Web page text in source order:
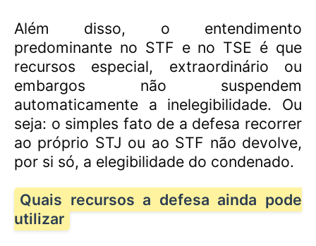
Além disso, o entendimento
predominante no STF e no TSE é que
recursos especial, extraordinário ou
embargos não suspendem
automaticamente a inelegibilidade. Ou
seja: o simples fato de a defesa recorrer
ao próprio STJ ou ao STF não devolve,
por si só, a elegibilidade do condenado.
Quais recursos a defesa ainda pode
utilizar